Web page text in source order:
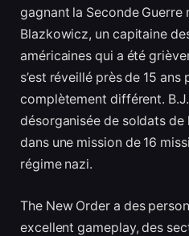
gagnant la Seconde Guerre
Blazkowicz, un capitaine
américaines qui a été
s’est réveillé près de 15
complètement différent.
désorganisée de soldats de
dans une mission de 16
régime nazi.
The New Order a des
excellent gameplay, des